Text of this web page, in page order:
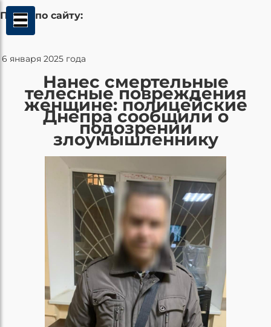
Поиск по сайту:
6 января 2025 года
Нанес смертельные
телесные повреждения
женщине: полицейские
Днепра сообщили о
подозрении
злоумышленнику